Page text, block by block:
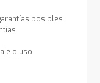
posibles
o uso